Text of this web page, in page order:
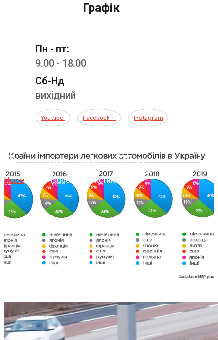
Графік
Пн - пт:
9.00 - 18.00
Сб-Нд
вихідний
Youtube Facebook-f Instagram
Статистика Tag
Home Posts Tagged "Статистика"